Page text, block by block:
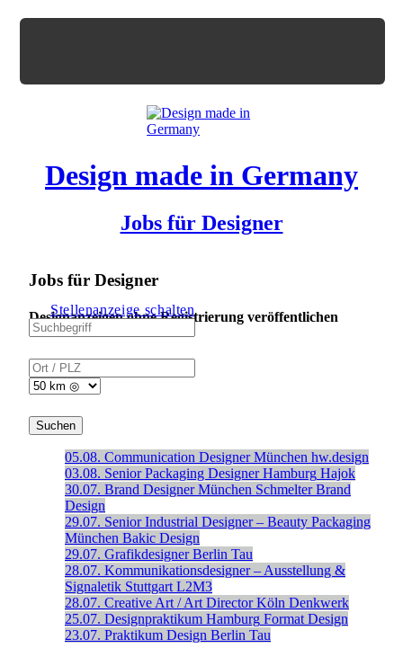
Design made in Germany
Jobs für Designer
Jobs für Designer
Designanzeigen ohne Registrierung veröffentlichen
Stellenanzeige schalten
05.08. Communication Designer München hw.design
03.08. Senior Packaging Designer Hamburg Hajok
30.07. Brand Designer München Schmelter Brand
Design
29.07. Senior Industrial Designer – Beauty Packaging
München Bakic Design
29.07. Grafikdesigner Berlin Tau
28.07. Kommunikationsdesigner – Ausstellung &
Signaletik Stuttgart L2M3
28.07. Creative Art / Art Director Köln Denkwerk
25.07. Designpraktikum Hamburg Format Design
23.07. Praktikum Design Berlin Tau